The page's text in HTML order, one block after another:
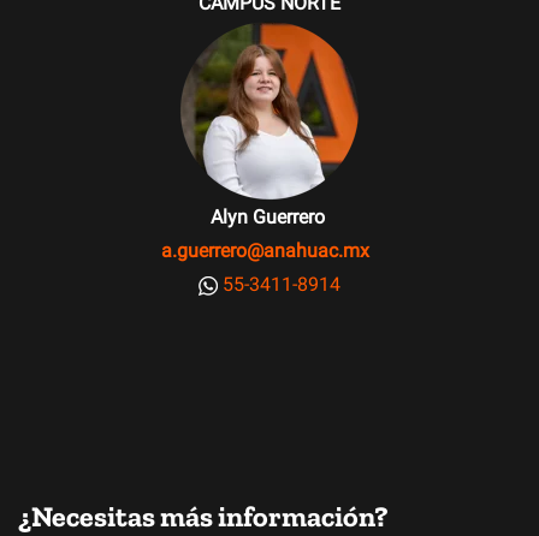
Alyn Guerrero
a.guerrero@anahuac.mx
55-3411-8914
¿Necesitas más información?